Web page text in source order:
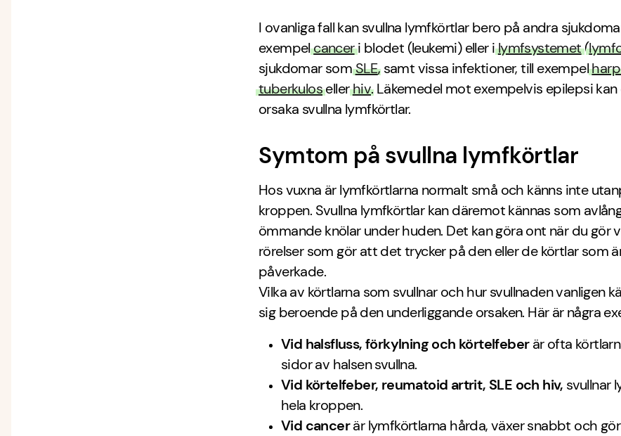
I ovanliga fall kan svullna lymfkörtlar bero på andra
exempelcanceri blodet (leukemi) eller ilymfsystemet(
sjukdomar somSLE, samt vissa infektioner, till exempel
tuberkulosellerhiv. Läkemedel mot exempelvis epilepsi kan
orsaka svullna lymfkörtlar.
Symtom på svullna lymfkörtlar
Hos vuxna är lymfkörtlarna normalt små och känns inte
kroppen. Svullna lymfkörtlar kan däremot kännas som
ömmande knölar under huden. Det kan göra ont när du gör
rörelser som gör att det trycker på den eller de körtlar som
påverkade.
Vilka av körtlarna som svullnar och hur svullnaden vanligen
sig beroende på den underliggande orsaken. Här är några
Vid halsfluss, förkylning och körtelfeberär ofta
sidor av halsen svullna.
Vid körtelfeber, reumatoid artrit, SLE och hiv, svullnar
hela kroppen.
Vid cancerär lymfkörtlarna hårda, växer snabbt och